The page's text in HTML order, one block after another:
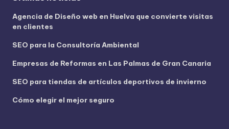
Agencia de Diseño web en Huelva que convierte visitas
en clientes
SEO para la Consultoría Ambiental
Empresas de Reformas en Las Palmas de Gran Canaria
SEO para tiendas de artículos deportivos de invierno
Cómo elegir el mejor seguro